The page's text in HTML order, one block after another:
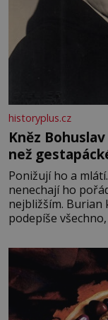
historyplus.cz
Kněz
než
Ponižují ho a
nenechají ho
nejbližším. Burian
podepíše
fyzický ani
chce být knězem a